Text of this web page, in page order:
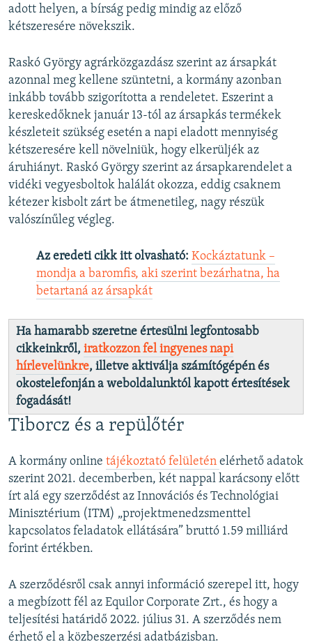
adott helyen, a bírság pedig mindig az előző
kétszeresére növekszik.
Raskó György agrárközgazdász szerint az ársapkát
azonnal meg kellene szüntetni, a kormány azonban
inkább tovább szigorította a rendeletet. Eszerint a
kereskedőknek január 13-tól az ársapkás termékek
készleteit szükség esetén a napi eladott mennyiség
kétszeresére kell növelniük, hogy elkerüljék az
áruhiányt. Raskó György szerint az ársapkarendelet a
vidéki vegyesboltok halálát okozza, eddig csaknem
kétezer kisbolt zárt be átmenetileg, nagy részük
valószínűleg végleg.
Az eredeti cikk itt olvasható: Kockáztatunk –
mondja a baromfis, aki szerint bezárhatna, ha
betartaná az ársapkát
Ha hamarabb szeretne értesülni legfontosabb
cikkeinkről, iratkozzon fel ingyenes napi
hírlevelünkre, illetve aktiválja számítógépén és
okostelefonján a weboldalunktól kapott értesítések
fogadását!
Tiborcz és a repülőtér
A kormány online tájékoztató felületén elérhető adatok
szerint 2021. decemberben, két nappal karácsony előtt
írt alá egy szerződést az Innovációs és Technológiai
Minisztérium (ITM) „projektmenedzsmenttel
kapcsolatos feladatok ellátására” bruttó 1.59 milliárd
forint értékben.
A szerződésről csak annyi információ szerepel itt, hogy
a megbízott fél az Equilor Corporate Zrt., és hogy a
teljesítési határidő 2022. július 31. A szerződés nem
érhető el a közbeszerzési adatbázisban.